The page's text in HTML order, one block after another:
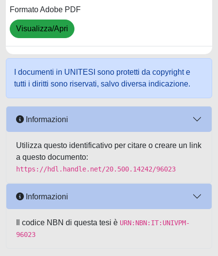
Formato Adobe PDF
Visualizza/Apri
I documenti in UNITESI sono protetti da copyright e
tutti i diritti sono riservati, salvo diversa indicazione.
Informazioni
Utilizza questo identificativo per citare o creare un link
a questo documento:
https://hdl.handle.net/20.500.14242/96023
Informazioni
Il codice NBN di questa tesi è URN:NBN:IT:UNIVPM-
96023